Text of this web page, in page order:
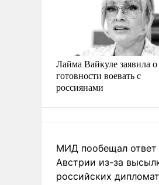
Лайма Вайкуле заявила о
готовности воевать с
россиянами
МИД пообещал ответ
Австрии из-за
российских